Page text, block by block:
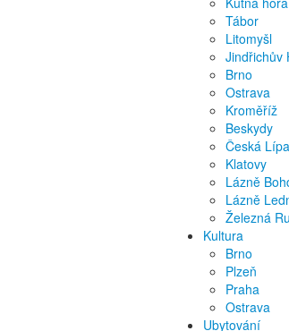
Tábor
Litomyšl
Jindřichův
Brno
Ostrava
Kroměříž
Beskydy
Česká Lípa
Klatovy
Lázně
Lázně
Železná
Kultura
Brno
Plzeň
Praha
Ostrava
Ubytování